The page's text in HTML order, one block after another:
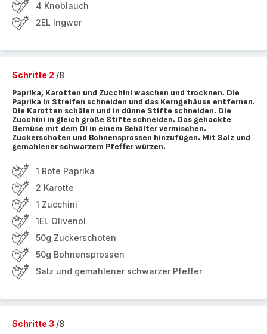
4 Knoblauch
2EL Ingwer
Schritte 2 /8
Paprika, Karotten und Zucchini waschen und trocknen. Die
Paprika in Streifen schneiden und das Kerngehäuse entfernen.
Die Karotten schälen und in dünne Stifte schneiden. Die
Zucchini in gleich große Stifte schneiden. Das gehackte
Gemüse mit dem Öl in einem Behälter vermischen.
Zuckerschoten und Bohnensprossen hinzufügen. Mit Salz und
gemahlener schwarzem Pfeffer würzen.
1 Rote Paprika
2 Karotte
1 Zucchini
1EL Olivenöl
50g Zuckerschoten
50g Bohnensprossen
Salz und gemahlener schwarzer Pfeffer
Schritte 3 /8